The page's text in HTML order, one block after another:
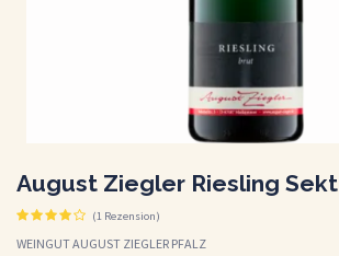
August Ziegler Riesling Sekt
(1 Rezension)
WEINGUT AUGUST ZIEGLER PFALZ